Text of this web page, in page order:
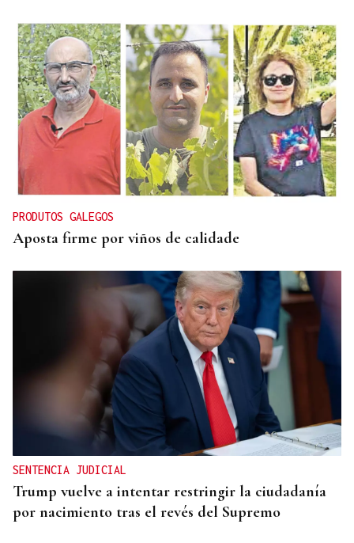
CONATO EXTINGUIDO
Vídeo | Se desata un incendio forestal en una
cantera de Untes
PRODUTOS GALEGOS
Aposta firme por viños de calidade
SENTENCIA JUDICIAL
Trump vuelve a intentar restringir la ciudadanía
por nacimiento tras el revés del Supremo